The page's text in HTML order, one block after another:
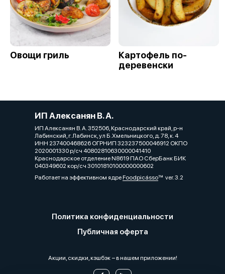
Овощи гриль
Картофель по-
деревенски
ИП Алексанян В. А.
ИП Алексанян В. А. 352506, Краснодарский край, р-н
Лабинский, г. Лабинск, ул Б.Хмельницкого, д. 78, к. 4
ИНН 237400468626 ОГРНИП 323237500046912 ОКПО
2020001330 р/сч 40802810630000041410
Краснодарское отделение N8619 ПАО СберБанк БИК
040349602 кор/сч 30101810100000000602
Работает на эффективном ядреFoodpicássover. 3.2
Политика конфиденциальности
Публичная оферта
Акции, скидки, кэшбэк − в нашем приложении!